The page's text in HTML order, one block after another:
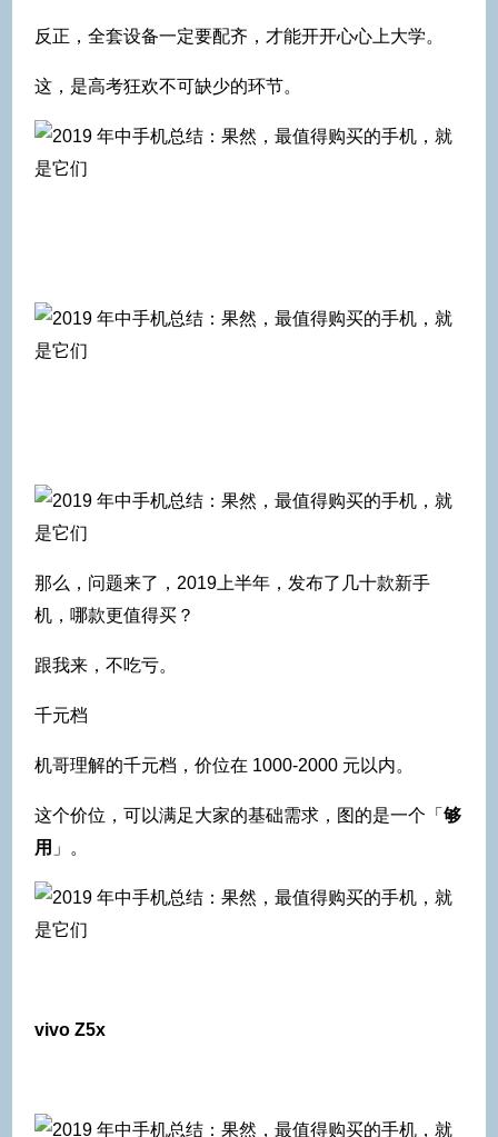
反正，全套设备一定要配齐，才能开开心心上大学。
这，是高考狂欢不可缺少的环节。
那么，问题来了，2019上半年，发布了几十款新手
机，哪款更值得买？
跟我来，不吃亏。
千元档
机哥理解的千元档，价位在 1000-2000 元以内。
这个价位，可以满足大家的基础需求，图的是一个「 够
用 」。
vivo Z5x